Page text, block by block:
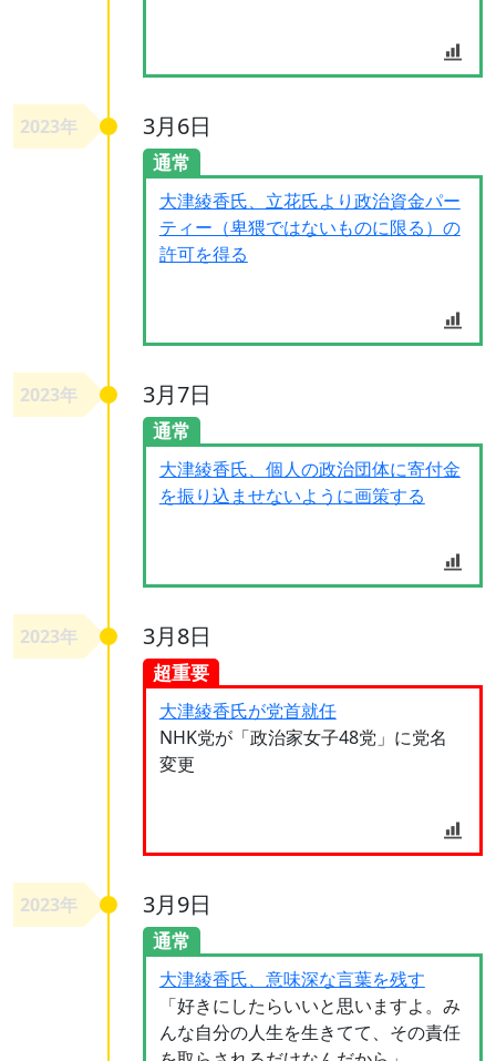
2023年 3月6日
通常
大津綾香氏、立花氏より政治資金パー
ティー（卑猥ではないものに限る）の
許可を得る
2023年 3月7日
通常
大津綾香氏、個人の政治団体に寄付金
を振り込ませないように画策する
2023年 3月8日
超重要
大津綾香氏が党首就任
NHK党が「政治家女子48党」に党名
変更
2023年 3月9日
通常
大津綾香氏、意味深な言葉を残す
「好きにしたらいいと思いますよ。み
んな自分の人生を生きてて、その責任